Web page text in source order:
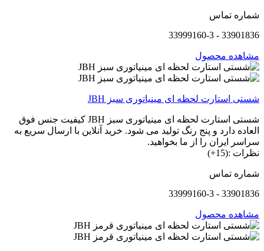
شماره تماس
33901836 - 33999160-3
مشاهده محصول
شستی استارت لحظه ای مینیاتوری سبز JBH
شستی استارت لحظه ای مینیاتوری سبز JBH کیفیت جنس فوق
العاده دارد و پنج رنگ تولید می شود. خرید آنلاین با ارسال سریع به
سراسر ایران را از ما بخواهید.
نظرات :(15+)
شماره تماس
33901836 - 33999160-3
مشاهده محصول